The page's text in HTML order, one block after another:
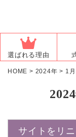
選ばれる理由
HOME > 2024年 > 1月
サイトをリ